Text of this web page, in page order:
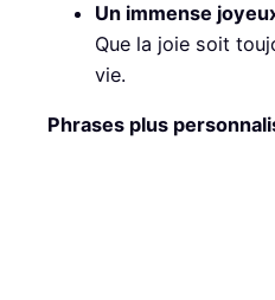
Un immense
Que la joie soit
vie.
Phrases plus